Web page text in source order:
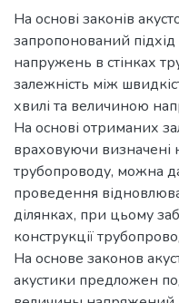
На основі законів
запропонований
напружень в стінках
залежність між
хвилі та величиною
На основі отриманих
враховуючи визначені
трубопроводу, можна
проведення
ділянках, при цьому
конструкції
На основе законов
акустики предложен